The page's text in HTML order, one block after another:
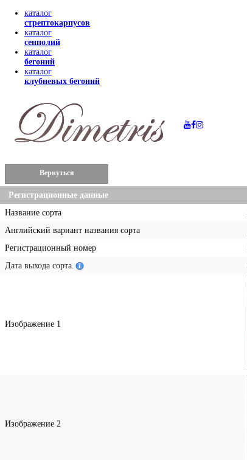
каталог
стрептокарпусов
каталог
сенполий
каталог
бегоний
каталог
клубневых бегоний
Вернуться
Регистрационные данные
Название сорта
Английский вариант названия сорта
Регистрационный номер
Дата выхода сорта.
Изображение 1
Изображение 2